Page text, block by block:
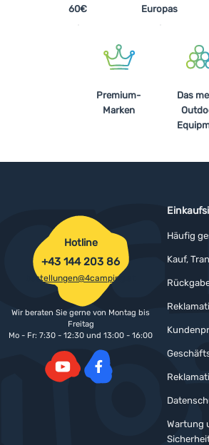
60€
Europas
Premium-
Marken
Das
Häufig
Kauf,
Wartung
Hotline
+43 144 203 86
bestellungen@4camping.at
Wir beraten Sie gerne von Montag bis
Freitag
Mo - Fr: 7:30 - 12:30 und 13:00 - 16:00